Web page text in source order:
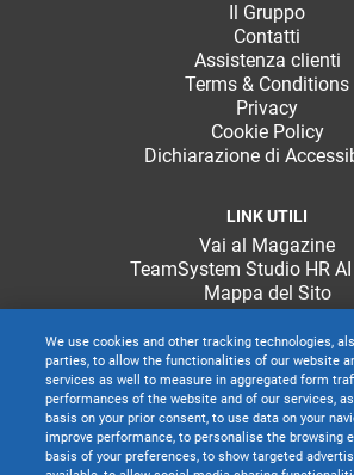
Il Gruppo
Contatti
Assistenza clienti
Terms & Conditions
Privacy
Cookie Policy
Dichiarazione di
LINK UTILI
Vai al Magazine
TeamSystem Studio HR
Mappa del Sito
We use cookies and other tracking technologies,
parties, to allow the functionalities of our website
services as well to measure in aggregated form
performances of the website and of our services,
basis on your prior consent, to use data on your
improve performance, to personalise the browsing
basis of your preferences, to show targeted